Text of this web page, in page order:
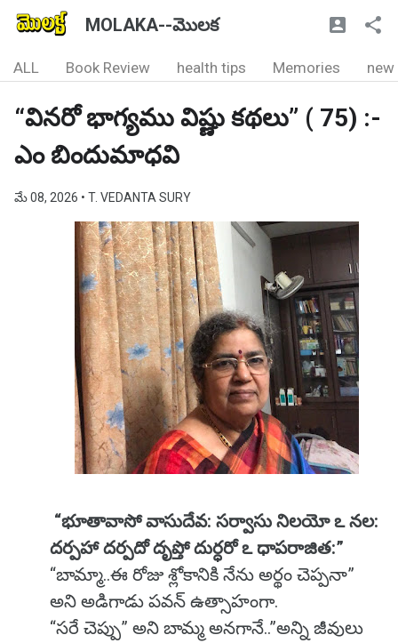
MOLAKA--మొలక
ALL Book Review health tips Memories new
“వినరో భాగ్యము విష్ణు కథలు” ( 75) :-
ఎం బిందుమాధవి
మే 08, 2026 • T. VEDANTA SURY
“భూతావాసో వాసుదేవ: సర్వాసు నిలయో ఽ నల:
దర్పహా దర్పదో దృప్తో దుర్ధరో ఽ ధాపరాజిత:”
“బామ్మా..ఈ రోజు శ్లోకానికి నేను అర్థం చెప్పనా”
అని అడిగాడు పవన్ ఉత్సాహంగా.
“సరే చెప్పు” అని బామ్మ అనగానే..”అన్ని జీవులు